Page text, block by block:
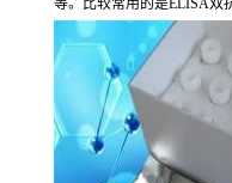
等。比较常用的是ELISA双